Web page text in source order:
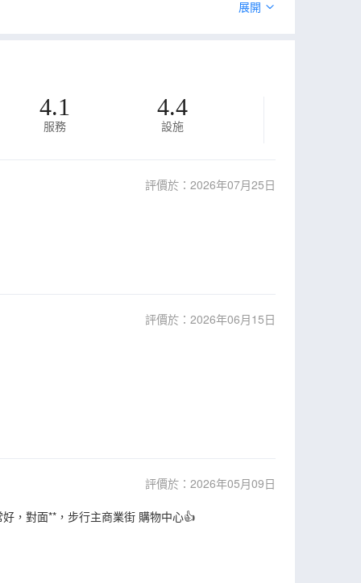
展開
4.1
服務
4.4
設施
評價於：2026年07月25日
評價於：2026年06月15日
評價於：2026年05月09日
，對面**，步行主商業街 購物中心👍